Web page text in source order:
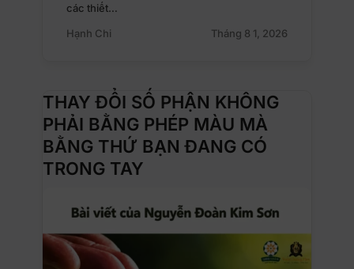
các thiết…
Hạnh Chi
Tháng 8 1, 2026
THAY ĐỔI SỐ PHẬN KHÔNG
PHẢI BẰNG PHÉP MÀU MÀ
BẰNG THỨ BẠN ĐANG CÓ
TRONG TAY